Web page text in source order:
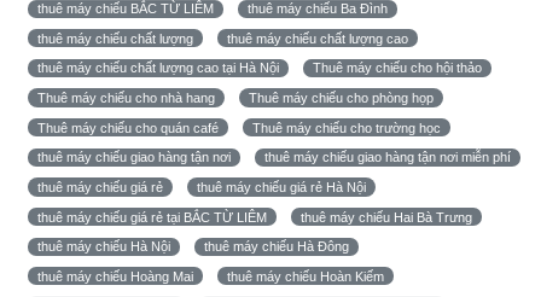
thuê máy chiếu BẮC TỪ LIÊM thuê máy chiếu Ba Đình
thuê máy chiếu chất lượng thuê máy chiếu chất lượng cao
thuê máy chiếu chất lượng cao tại Hà Nội Thuê máy chiếu cho hội thảo
Thuê máy chiếu cho nhà hang Thuê máy chiếu cho phòng họp
Thuê máy chiếu cho quán café Thuê máy chiếu cho trường học
thuê máy chiếu giao hàng tận nơi thuê máy chiếu giao hàng tận nơi miễn phí
thuê máy chiếu giá rẻ thuê máy chiếu giá rẻ Hà Nội
thuê máy chiếu giá rẻ tại BẮC TỪ LIÊM thuê máy chiếu Hai Bà Trưng
thuê máy chiếu Hà Nội thuê máy chiếu Hà Đông
thuê máy chiếu Hoàng Mai thuê máy chiếu Hoàn Kiếm